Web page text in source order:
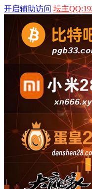
开启辅助访问 坛主